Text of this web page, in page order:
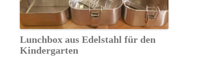
Lunchbox aus Edelstahl für den
Kindergarten